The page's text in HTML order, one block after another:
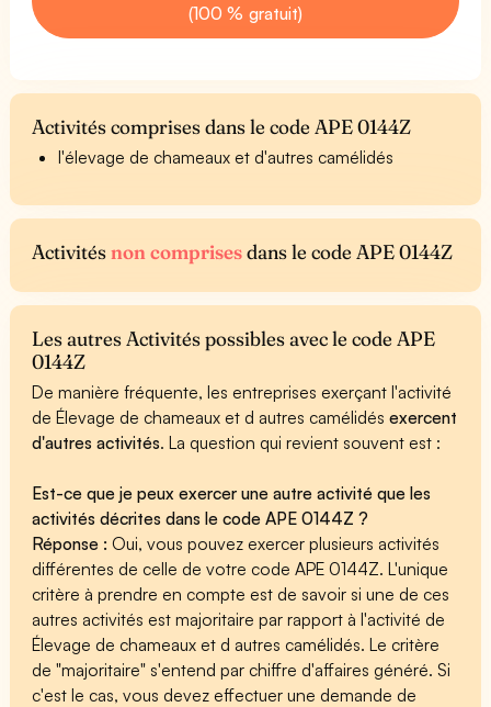
(100 % gratuit)
Activités comprises dans le code APE 0144Z
l'élevage de chameaux et d'autres camélidés
Activitésnon comprisesdans le code APE 0144Z
Les autres Activités possibles avec le code APE
0144Z
De manière fréquente, les entreprises exerçant l'activité
de Élevage de chameaux et d autres camélidésexercent
d'autres activités. La question qui revient souvent est :
Est-ce que je peux exercer une autre activité que les
activités décrites dans le code APE 0144Z ?
Réponse :Oui, vous pouvez exercer plusieurs activités
différentes de celle de votre code APE 0144Z. L'unique
critère à prendre en compte est de savoir si une de ces
autres activités est majoritaire par rapport à l'activité de
Élevage de chameaux et d autres camélidés. Le critère
de "majoritaire" s'entend par chiffre d'affaires généré. Si
c'est le cas, vous devez effectuer une demande de